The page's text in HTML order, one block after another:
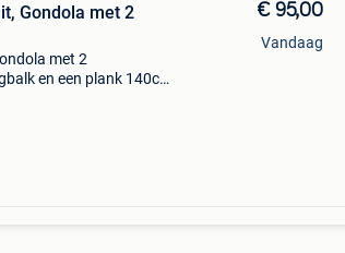
Gondola met 2
met 2
en een plank 140cm
€ 95,00
Vandaag